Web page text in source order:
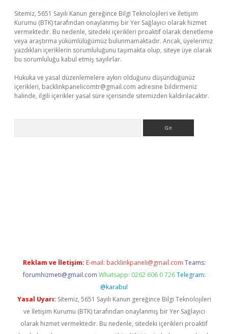
Sitemiz, 5651 Sayılı Kanun gereğince Bilgi Teknolojileri ve İletişim
Kurumu (BTK) tarafından onaylanmış bir Yer Sağlayıcı olarak hizmet
vermektedir. Bu nedenle, sitedeki içerikleri proaktif olarak denetleme
veya araştırma yükümlülüğümüz bulunmamaktadır. Ancak, üyelerimiz
yazdıkları içeriklerin sorumluluğunu taşımakta olup, siteye üye olarak
bu sorumluluğu kabul etmiş sayılırlar.
Hukuka ve yasal düzenlemelere aykırı olduğunu düşündüğünüz
içerikleri, backlinkpanelicomtr@gmail.com adresine bildirmeniz
halinde, ilgili içerikler yasal süre içerisinde sitemizden kaldırılacaktır.
Reklam ve İletişim: E-mail: backlinkpaneli@gmail.com Teams:
forumhizmeti@gmail.com Whatsapp: 0262 606 0 726 Telegram:
@karabul
Yasal Uyarı: Sitemiz, 5651 Sayılı Kanun gereğince Bilgi Teknolojileri
ve İletişim Kurumu (BTK) tarafından onaylanmış bir Yer Sağlayıcı
olarak hizmet vermektedir. Bu nedenle, sitedeki içerikleri proaktif